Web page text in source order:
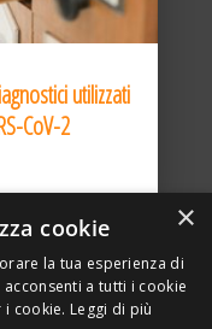
utilizzati
CoV-2
×
cookie
la tua esperienza di
a tutti i cookie
cookie. Leggi di più